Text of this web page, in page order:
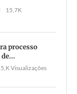
15,7K
processo
Visualizações